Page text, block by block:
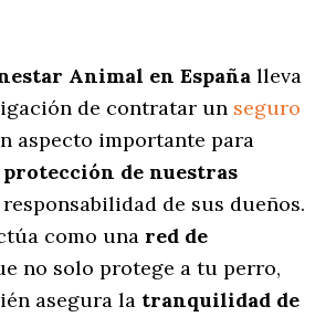
Animal en España lleva
de contratar un seguro
aspecto importante para
de nuestras
de sus dueños.
como una red de
no solo protege a tu perro,
asegura la tranquilidad de